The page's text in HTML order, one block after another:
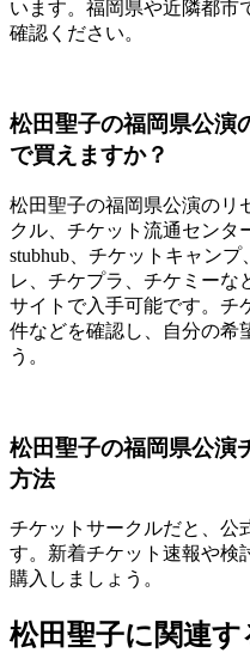
います。福岡県や近隣都市
確認ください。
松田聖子の福岡県公演
で買えますか？
松田聖子の福岡県公演のリ
クル、チケット流通センタ
stubhub、チケットキャン
レ、チケプラ、チケミーな
サイトで入手可能です。チ
件などを確認し、自分の希
う。
松田聖子の福岡県公演
方法
チケットサークルだと、公
す。新着チケット速報や検
購入しましょう。
松田聖子に関連